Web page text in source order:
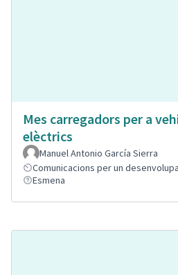
Mes carregadors per a
elèctrics
Manuel Antonio García Sierra
Comunicacions per un
Esmena